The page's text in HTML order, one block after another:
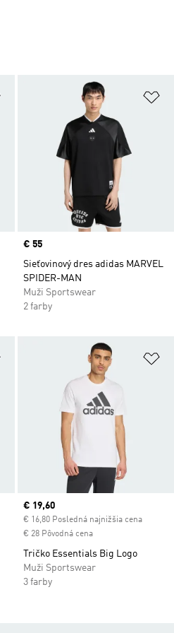
Pridať do zoznamu želaných
Price
€ 55
Sieťovinový dres adidas MARVEL
SPIDER-MAN
Muži Sportswear
2 farby
Pridať do zoznamu želaných
Current price
€ 19,60
€ 16,80 Posledná najnižšia cena
€ 28 Pôvodná cena
Tričko Essentials Big Logo
Muži Sportswear
3 farby